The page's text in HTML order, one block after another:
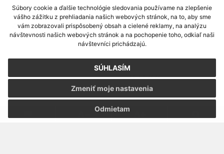
Súbory cookie a ďalšie technológie sledovania používame na zlepšenie
vášho zážitku z prehliadania našich webových stránok, na to, aby sme
vám zobrazovali prispôsobený obsah a cielené reklamy, na analýzu
návštevnosti našich webových stránok a na pochopenie toho, odkiaľ naši
návštevníci prichádzajú.
SÚHLASÍM
Odmietam
Zmeniť moje nastavenia
využite možnosť získavania aktuálnych informácií s využitím RSS
CMS systém (redakčný) systém ECHELON 2,Mapa stránok,web portál
webex.digital, s.r.o.,domény,registrácia domény
Posledná aktualizácia:06.08.2026
Vytlačiť stránku|Vyhlásenie o prístupnosti